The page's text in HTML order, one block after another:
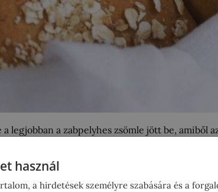
legjobban a zabpelyhes zsömle jött be, amiből
kértétek a receptet, hogy most végre mindent
készíteni?
használ
a hirdetések személyre szabására és a